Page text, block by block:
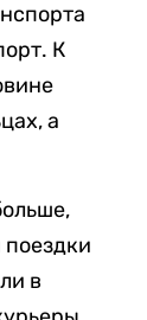
К
а
в